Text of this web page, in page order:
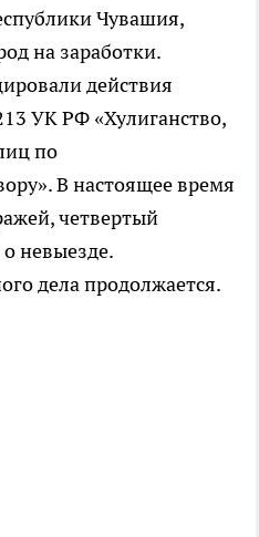
Чувашия,
на заработки.
действия
УК РФ «Хулиганство,
по
В настоящее время
четвертый
невыезде.
дела продолжается.